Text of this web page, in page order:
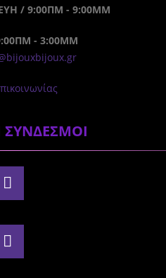
/ 9:00ΠΜ - 9:00ΜΜ
- 3:00ΜΜ
ΣΥΝΔΕΣΜΟΙ